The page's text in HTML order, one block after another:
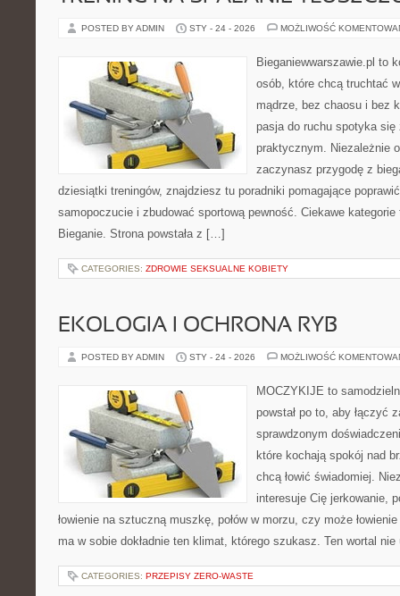
POSTED BY ADMIN STY - 24 - 2026 MOŻLIWOŚĆ
Bieganiewwarszawie.pl to
osób, które chcą truchtać
mądrze, bez chaosu i bez
pasja do ruchu spotyka się
praktycznym. Niezależnie
zaczynasz przygodę z
dziesiątki treningów, znajdziesz tu poradniki pomagające
samopoczucie i zbudować sportową pewność. Ciekawe
Bieganie. Strona powstała z […]
CATEGORIES: ZDROWIE SEKSUALNE KOBIETY
EKOLOGIA I OCHRONA RYB
POSTED BY ADMIN STY - 24 - 2026 MOŻLIWOŚĆ
MOCZYKIJE to
powstał po to, aby łączyć
sprawdzonym
które kochają spokój nad
chcą łowić świadomiej.
interesuje Cię jerkowanie,
łowienie na sztuczną muszkę, połów w morzu, czy może
ma w sobie dokładnie ten klimat, którego szukasz. Ten wortal
CATEGORIES: PRZEPISY ZERO-WASTE